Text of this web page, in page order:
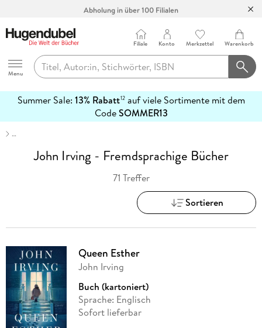
Abholung in über 100 Filialen
Hugendubel
Menu
Filiale Konto Merkzettel Warenkorb
Summer Sale: 13% Rabatt12auf viele Sortimente mit dem
CodeSOMMER13
erfahren
…
John Irving - Fremdsprachige Bücher
71 Treffer
Sortieren
Queen Esther
John Irving
Buch (kartoniert)
Sprache: Englisch
Sofort lieferbar